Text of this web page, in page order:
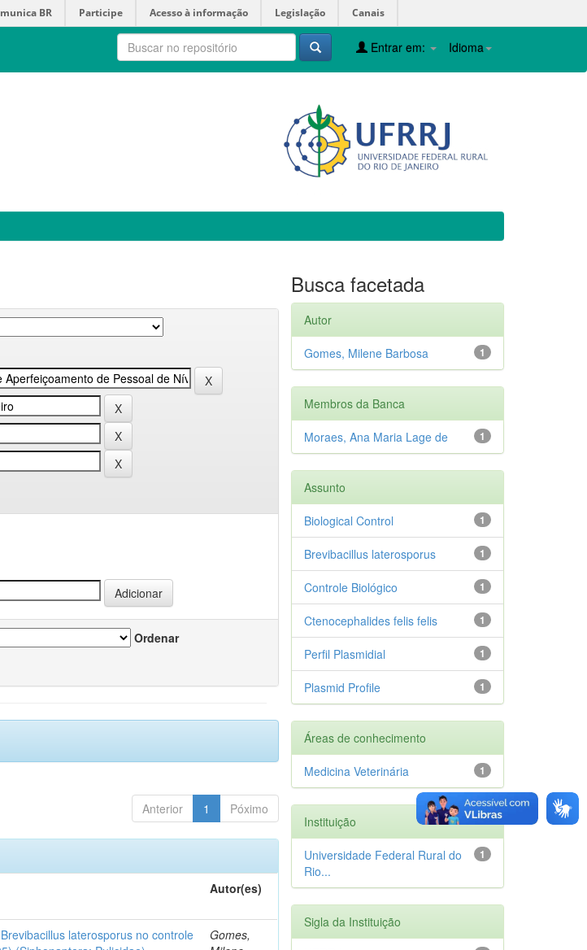
BR Participe Acesso à informação Legislação Canais
Idioma
Entrar em:
Ordenar
Anterior 1 Póximo
Autor(es)
laterosporus no controle
Gomes,
Busca facetada
Autor
1
Gomes, Milene Barbosa
Membros da Banca
1
Moraes, Ana Maria Lage de
Assunto
1
Biological Control
1
Brevibacillus laterosporus
1
Controle Biológico
1
Ctenocephalides felis felis
1
Perfil Plasmidial
1
Plasmid Profile
Áreas de conhecimento
1
Medicina Veterinária
Instituição
1
Universidade Federal Rural do
Rio...
Sigla da Instituição